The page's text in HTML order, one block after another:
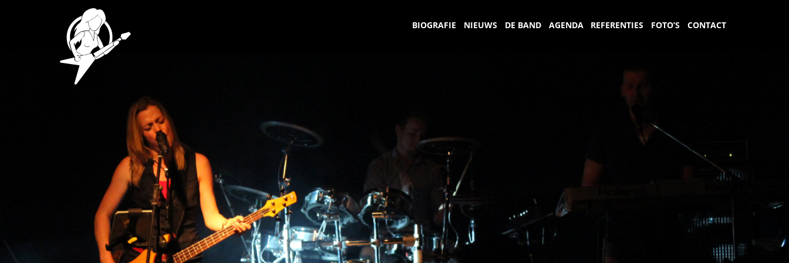
BIOGRAFIE NIEUWS DE BAND AGENDA REFERENTIES FOTO’S CONTACT